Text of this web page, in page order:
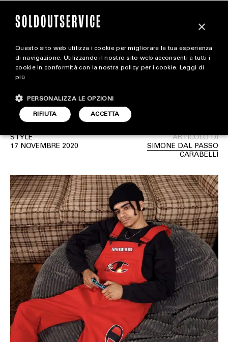
magazine
STYLE
FOOTWEAR
ACCESSORIES
Champion x Super Mario
Bros: Scopri gli items della
collezione
STYLE
17 NOVEMBRE 2020
ARTICOLO DI
SIMONE DAL PASSO
CARABELLI
×
Questo sito web utilizza i cookie per migliorare la tua esperienza
di navigazione. Utilizzando il nostro sito web acconsenti a tutti i
cookie in conformità con la nostra policy per i cookie. Leggi di
più
ACCETTA
RIFIUTA
PERSONALIZZA LE OPZIONI